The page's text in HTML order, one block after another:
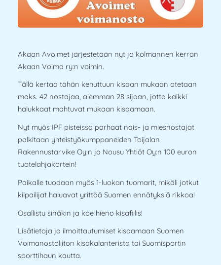
Akaan Avoimet järjestetään nyt jo kolmannen kerran
Akaan Voima ry:n voimin.
Tällä kertaa tähän kehuttuun kisaan mukaan otetaan
maks. 42 nostajaa, aiemman 28 sijaan, jotta kaikki
halukkaat mahtuvat mukaan kisaamaan.
Nyt myös IPF pisteissä parhaat nais- ja miesnostajat
palkitaan yhteistyökumppaneiden Toijalan
Rakennustarvike Oy:n ja Nousu Yhtiöt Oy:n 100 euron
tuotelahjakortein!
Paikalle tuodaan myös 1-luokan tuomarit, mikäli jotkut
kilpailijat haluavat yrittää Suomen ennätyksiä rikkoa!
Osallistu sinäkin ja koe hieno kisafiilis!
Lisätietoja ja ilmoittautumiset kisaamaan Suomen
Voimanostoliiton kisakalanterista tai Suomisportin
sporttihaun kautta.